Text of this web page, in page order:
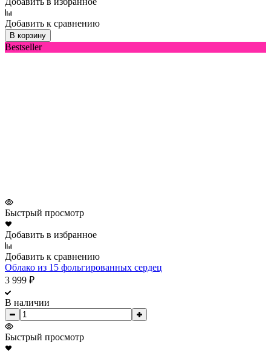
Добавить к сравнению
В корзину
Bestseller
Быстрый просмотр
Добавить в избранное
Добавить к сравнению
Облако из 15 фольгированных сердец
3 999 ₽
В наличии
Быстрый просмотр